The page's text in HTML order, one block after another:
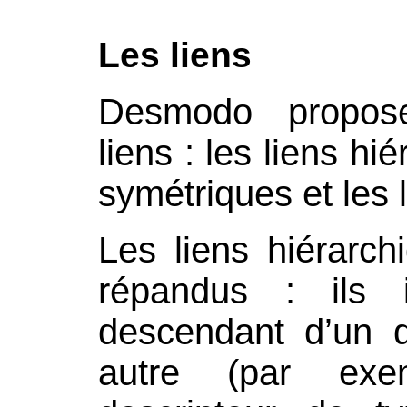
Les liens
Desmodo
liens : les liens
symétriques et les
Les liens
répandus : ils
descendant d’un
autre (par